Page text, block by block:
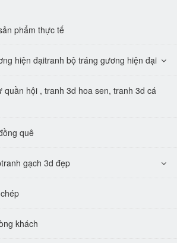
phẩm thực tế
tranh bộ tráng gương hiện đại
quần hội , tranh 3d hoa sen, tranh 3d cá
quê
tranh gạch 3d đẹp
khách